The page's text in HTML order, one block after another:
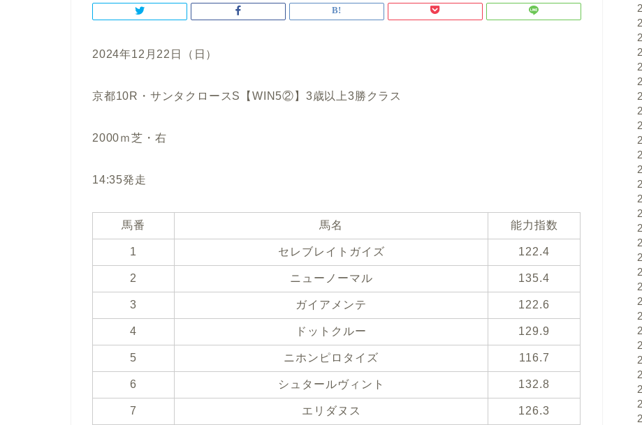
2024年12月22日（日）
京都10R・サンタクロースS【WIN5②】3歳以上3勝クラス
2000ｍ芝・右
14:35発走
馬番 馬名 能力指数
1 セレブレイトガイズ 122.4
2 ニューノーマル 135.4
3 ガイアメンテ 122.6
4 ドットクルー 129.9
5 ニホンピロタイズ 116.7
6 シュタールヴィント 132.8
7 エリダヌス 126.3